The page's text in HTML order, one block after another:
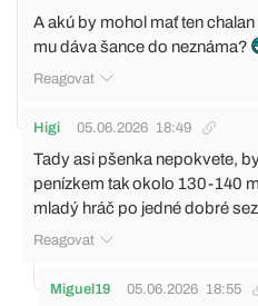
A akú by mohol mať ten
mu dáva šance do neznáma?
Reagovat
Higi 05.06.2026 18:49
Tady asi pšenka nepokvete,
penízkem tak okolo 130-140
mladý hráč po jedné dobré
Reagovat
Miguel19 05.06.2026 18:55